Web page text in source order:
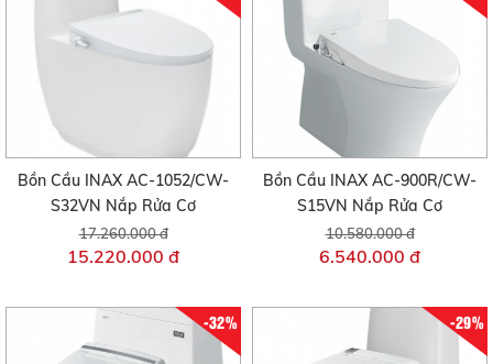
Bồn Cầu INAX AC-1052/CW-
S32VN Nắp Rửa Cơ
17.260.000 đ
15.220.000 đ
Bồn Cầu INAX AC-900R/CW-
S15VN Nắp Rửa Cơ
10.580.000 đ
6.540.000 đ
-32% -29%